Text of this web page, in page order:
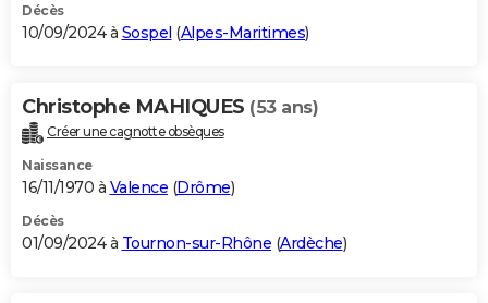
S'inscrire
Se connecter
Lycées
Collèges
Primaires
Universités
Entreprises
Service militaire
Avis de recherche
AVIS DE DÉCÈS
Bricolage
Lifestyle
Culture
Sport
Auto
Television
Voyage
Cinema
Décès
10/09/2024 à Sospel (Alpes-Maritimes)
Christophe MAHIQUES (53 ans)
Créer une cagnotte obsèques
Naissance
16/11/1970 à Valence (Drôme)
Décès
01/09/2024 à Tournon-sur-Rhône (Ardèche)